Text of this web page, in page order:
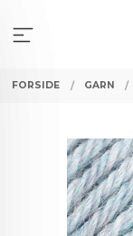
innholdet
FORSIDE GARN